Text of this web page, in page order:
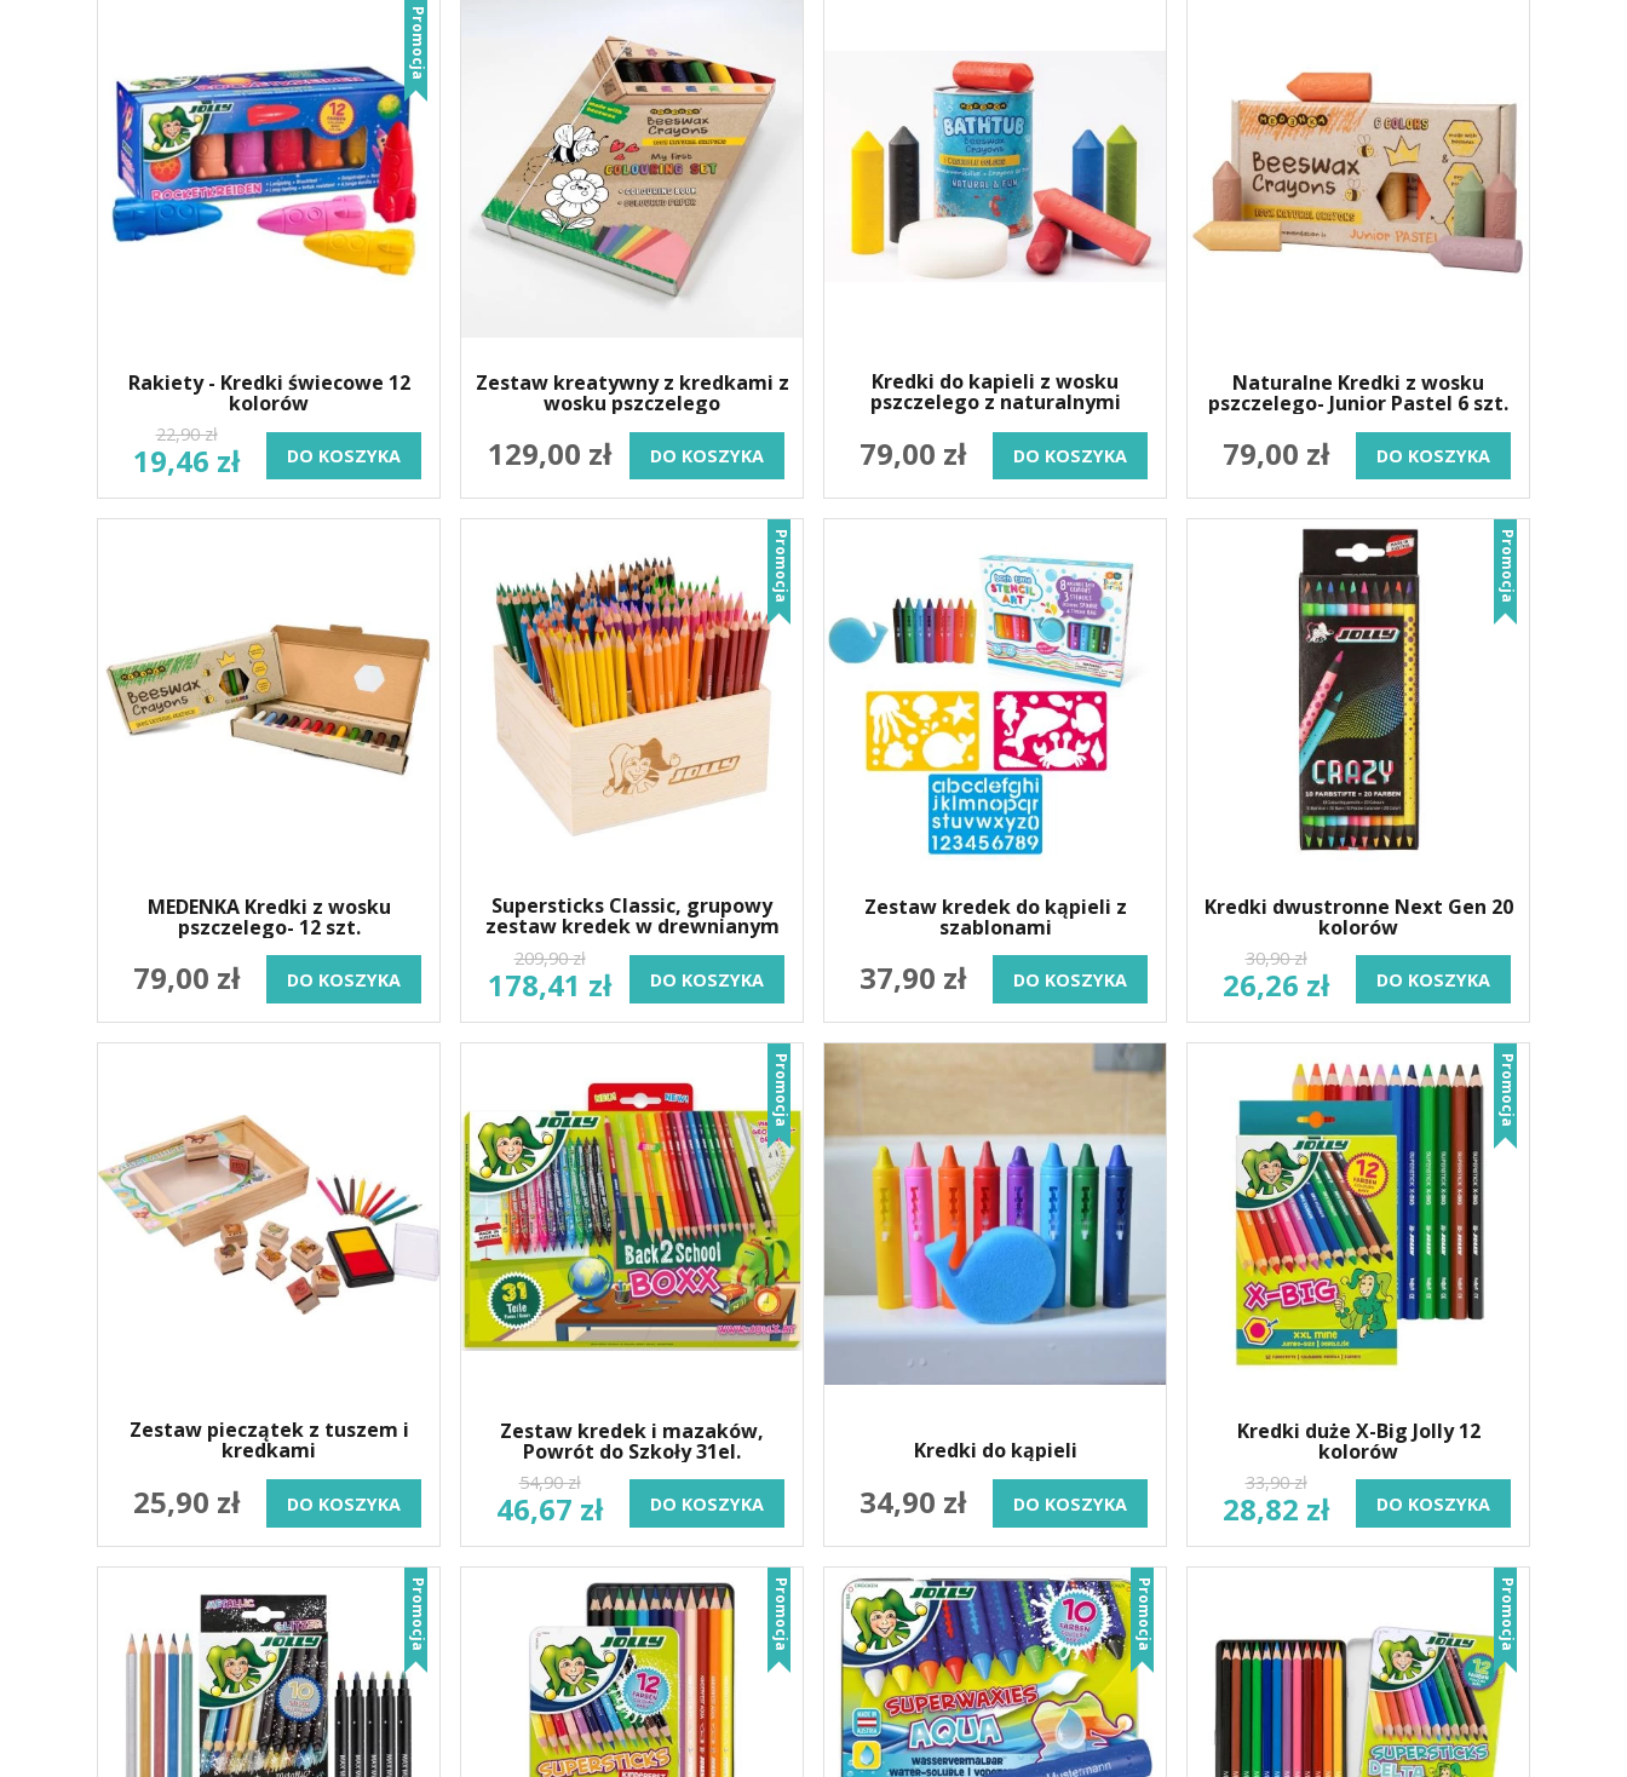
Rakiety - Kredki świecowe 12
kolorów
22,90 zł
19,46 zł
Promocja
DO KOSZYKA
Zestaw kreatywny z kredkami z
wosku pszczelego
129,00 zł DO KOSZYKA
Kredki do kapieli z wosku
pszczelego z naturalnymi
barwnikami- 7 szt.
79,00 zł DO KOSZYKA
Naturalne Kredki z wosku
pszczelego- Junior Pastel 6 szt.
79,00 zł DO KOSZYKA
MEDENKA Kredki z wosku
pszczelego- 12 szt.
79,00 zł DO KOSZYKA
Supersticks Classic, grupowy
zestaw kredek w drewnianym
pudełku, 144 szt
209,90 zł
178,41 zł
Promocja
DO KOSZYKA
Zestaw kredek do kąpieli z
szablonami
37,90 zł DO KOSZYKA
Kredki dwustronne Next Gen 20
kolorów
30,90 zł
26,26 zł
Promocja
DO KOSZYKA
Zestaw pieczątek z tuszem i
kredkami
25,90 zł DO KOSZYKA
Zestaw kredek i mazaków,
Powrót do Szkoły 31el.
54,90 zł
46,67 zł
Promocja
DO KOSZYKA
Kredki do kąpieli
34,90 zł DO KOSZYKA
Kredki duże X-Big Jolly 12
kolorów
33,90 zł
28,82 zł
Promocja
DO KOSZYKA
Promocja Promocja Promocja Promocja